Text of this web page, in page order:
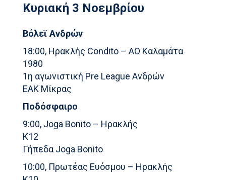
Κυριακή 3 Νοεμβρίου
Βόλεϊ Ανδρών
18:00, Ηρακλής Condito – ΑΟ Καλαμάτα
1980
1η αγωνιστική Pre League Ανδρών
ΕΑΚ Μίκρας
Ποδόσφαιρο
9:00, Joga Bonito – Ηρακλής
Κ12
Γήπεδα Joga Bonito
10:00, Πρωτέας Ευόσμου – Ηρακλής